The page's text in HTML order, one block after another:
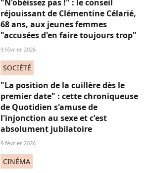
"N'obéissez pas !" : le conseil
réjouissant de Clémentine Célarié,
68 ans, aux jeunes femmes
"accusées d'en faire toujours trop"
9 février 2026
SOCIÉTÉ
"La position de la cuillère dès le
premier date" : cette chroniqueuse
de Quotidien s'amuse de
l'injonction au sexe et c'est
absolument jubilatoire
9 février 2026
CINÉMA